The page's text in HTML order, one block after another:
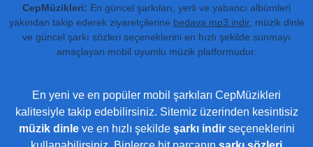
CepMüzikleri: En güncel şarkıları, yerli ve yabancı albümleri
yakından takip ederek ziyaretçilerine bedava mp3 indir, müzik dinle
ve güncel şarkı sözleri seçeneklerini en hızlı şekilde sunmayı
amaçlayan mobil uyumlu müzik platformudur.
En yeni ve en popüler mobil şarkıları CepMüzikleri
kalitesiyle takip edebilirsiniz. Sitemiz üzerinden kesintisiz
müzik dinleve en hızlı şekilde şarkı indirseçeneklerini